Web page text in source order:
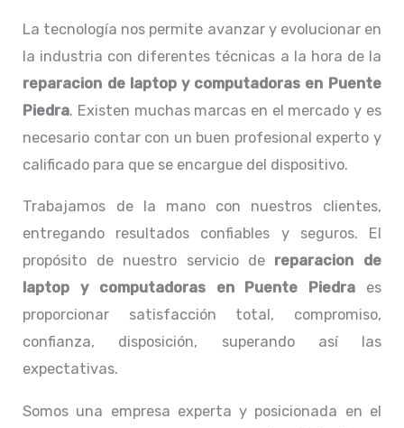
La tecnología nos permite avanzar y evolucionar en
la industria con diferentes técnicas a la hora de la
reparacion de laptop y computadoras en Puente
Piedra. Existen muchas marcas en el mercado y es
necesario contar con un buen profesional experto y
calificado para que se encargue del dispositivo.
Trabajamos de la mano con nuestros clientes,
entregando resultados confiables y seguros. El
propósito de nuestro servicio de reparacion de
laptop y computadoras en Puente Piedra es
proporcionar satisfacción total, compromiso,
confianza, disposición, superando así las
expectativas.
Somos una empresa experta y posicionada en el